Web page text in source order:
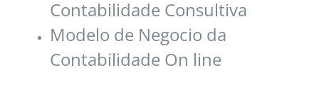
Contabilidade Consultiva
Modelo de Negocio da
Contabilidade On line